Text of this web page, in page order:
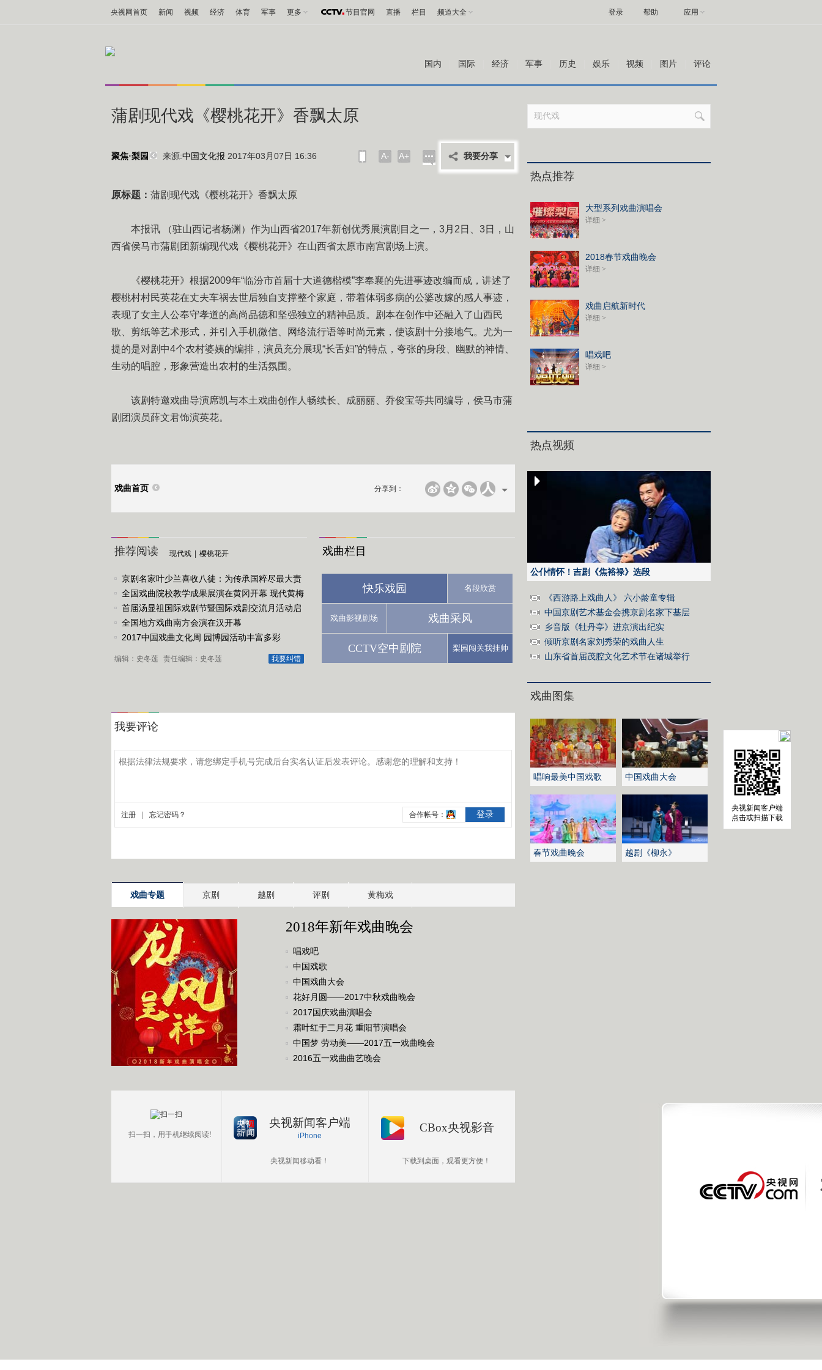
央视新闻客户端
点击或扫描下载
央视网首页 新闻 视频 经济 体育 军事 更多 节目官网 直播 栏目 频道大全 帮助 应用
登录
国内 国际 经济 军事 历史 娱乐 视频 图片 评论
蒲剧现代戏《樱桃花开》香飘太原
聚焦·梨园 来源:中国文化报 2017年03月07日 16:36 A- A+ 我要分享
原标题： 蒲剧现代戏《樱桃花开》香飘太原
本报讯 （驻山西记者杨渊）作为山西省2017年新创优秀展演剧目之一，3月2日、3日，山
西省侯马市蒲剧团新编现代戏《樱桃花开》在山西省太原市南宫剧场上演。
《樱桃花开》根据2009年“临汾市首届十大道德楷模”李奉襄的先进事迹改编而成，讲述了
樱桃村村民英花在丈夫车祸去世后独自支撑整个家庭，带着体弱多病的公婆改嫁的感人事迹，
表现了女主人公奉守孝道的高尚品德和坚强独立的精神品质。剧本在创作中还融入了山西民
歌、剪纸等艺术形式，并引入手机微信、网络流行语等时尚元素，使该剧十分接地气。尤为一
提的是对剧中4个农村婆姨的编排，演员充分展现“长舌妇”的特点，夸张的身段、幽默的神情、
生动的唱腔，形象营造出农村的生活氛围。
该剧特邀戏曲导演席凯与本土戏曲创作人畅续长、成丽丽、乔俊宝等共同编导，侯马市蒲
剧团演员薛文君饰演英花。
戏曲首页 分享到：
推荐阅读 现代戏 樱桃花开
京剧名家叶少兰喜收八徒：为传承国粹尽最大责
任
全国戏曲院校教学成果展演在黄冈开幕 现代黄梅
戏《槐花谣》倾情..
首届汤显祖国际戏剧节暨国际戏剧交流月活动启
动
全国地方戏曲南方会演在汉开幕
2017中国戏曲文化周 园博园活动丰富多彩
我要纠错
编辑：史冬莲 责任编辑：史冬莲
戏曲栏目
快乐戏园 名段欣赏
戏曲影视剧场 戏曲采风
CCTV空中剧院 梨园闯关我挂帅
戏曲专题 京剧 越剧 评剧 黄梅戏
2018年新年戏曲晚会
唱戏吧
中国戏歌
中国戏曲大会
花好月圆——2017中秋戏曲晚会
2017国庆戏曲演唱会
霜叶红于二月花 重阳节演唱会
中国梦 劳动美——2017五一戏曲晚会
2016五一戏曲曲艺晚会
扫一扫，用手机继续阅读!
央视新闻客户端
iPhone
央视新闻移动看！
CBox央视影音
下载到桌面，观看更方便！
热点推荐
大型系列戏曲演唱会
详细 >
2018春节戏曲晚会
详细 >
戏曲启航新时代
详细 >
唱戏吧
详细 >
热点视频
公仆情怀！吉剧《焦裕禄》选段
《西游路上戏曲人》 六小龄童专辑
中国京剧艺术基金会携京剧名家下基层
乡音版《牡丹亭》进京演出纪实
倾听京剧名家刘秀荣的戏曲人生
山东省首届茂腔文化艺术节在诸城举行
戏曲图集
唱响最美中国戏歌 中国戏曲大会
春节戏曲晚会 越剧《柳永》